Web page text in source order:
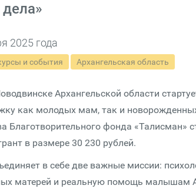
2025 года
и события Архангельская область
Архангельской области
как молодых мам, так и
Благотворительного фонда «Талисман»
в размере 30 230 рублей.
в себе две важные миссии:
матерей и реальную помощь малышам